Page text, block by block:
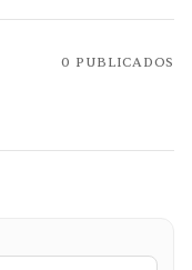
0 PUBLICADOS